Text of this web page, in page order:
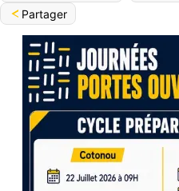
Partager